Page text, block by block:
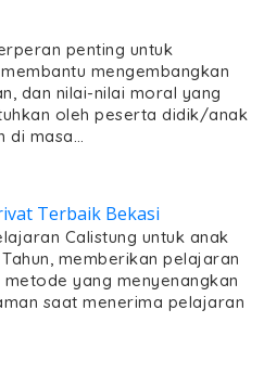
penting untuk
mengembangkan
dan nilai-nilai moral yang
oleh peserta didik/anak
masa…
Calistung untuk anak
memberikan pelajaran
metode yang menyenangkan
saat menerima pelajaran